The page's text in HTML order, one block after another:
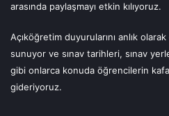
arasında paylaşmayı etkin kılıyoruz.
Açıköğretim duyurularını anlık
sunuyor ve sınav tarihleri, sınav
gibi onlarca konuda öğrencilerin
gideriyoruz.